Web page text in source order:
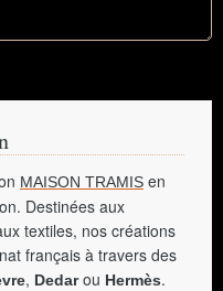
MAISON TRAMIS en
Destinées aux
textiles, nos créations
français à travers des
, Dedarou Hermès.